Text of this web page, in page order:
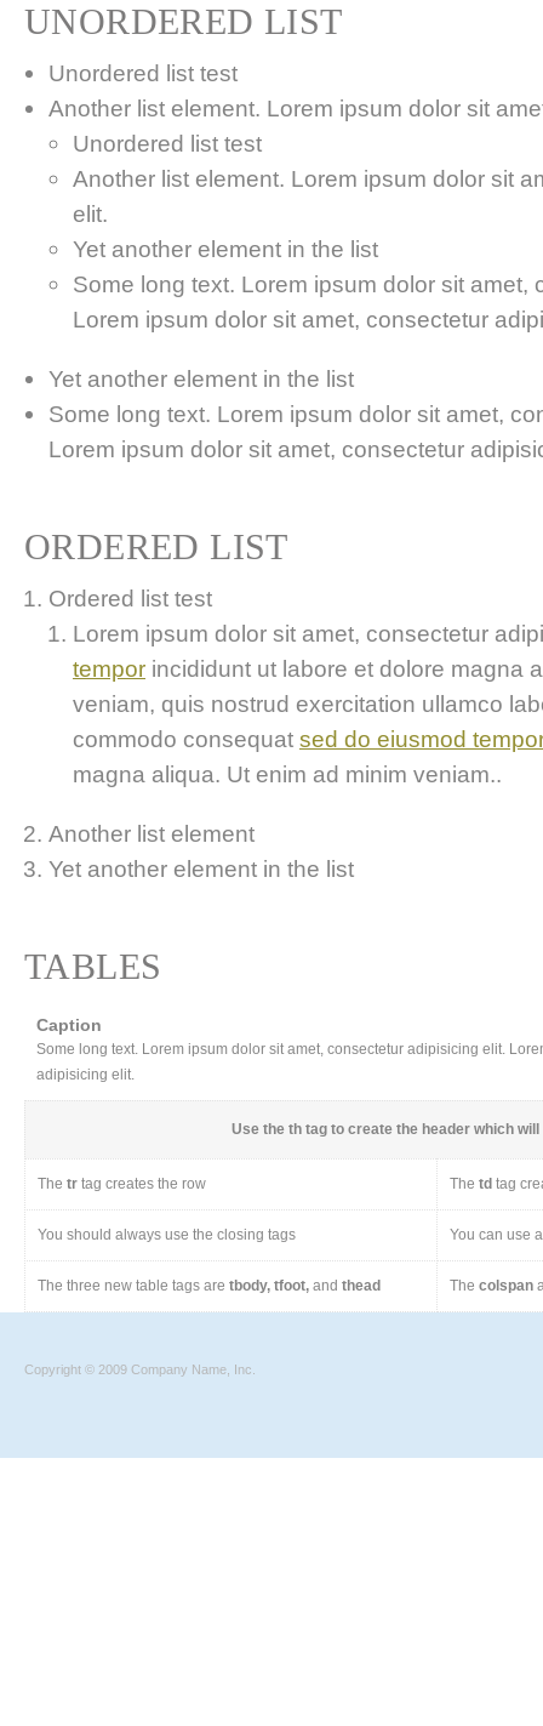
UNORDERED LIST
Unordered list test
Another list element. Lorem ipsum dolor sit
Unordered list test
Another list element. Lorem ipsum dolor sit
elit.
Yet another element in the list
Some long text. Lorem ipsum dolor sit amet,
Lorem ipsum dolor sit amet, consectetur
Yet another element in the list
Some long text. Lorem ipsum dolor sit amet,
Lorem ipsum dolor sit amet, consectetur
ORDERED LIST
Ordered list test
Lorem ipsum dolor sit amet, consectetur
tempor incididunt ut labore et dolore magna
veniam, quis nostrud exercitation ullamco
commodo consequat sed do eiusmod
magna aliqua. Ut enim ad minim veniam..
Another list element
Yet another element in the list
TABLES
Caption
Some long text. Lorem ipsum dolor sit amet, consectetur adipisicing elit.
adipisicing elit.
Use the th tag to create the header which
The tr tag creates the row The td tag
You should always use the closing tags You can use
The three new table tags are tbody, tfoot, and thead The colspan
Copyright © 2009 Company Name, Inc.